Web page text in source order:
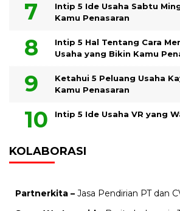
Intip 5 Ide Usaha Sabtu
Kamu Penasaran
Intip 5 Hal Tentang Cara
Usaha yang Bikin Kamu
Ketahui 5 Peluang Usaha
Kamu Penasaran
Intip 5 Ide Usaha VR yang
KOLABORASI
Partnerkita – Jasa Pendirian PT dan